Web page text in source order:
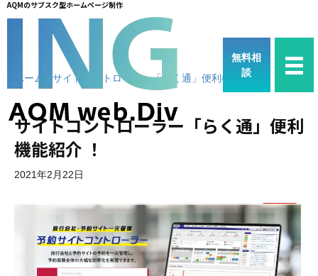
AQMのサブスク型ホームページ制作
無料相
談
ホーム サイトコントローラー「らく通」便利機能紹介 ！
サイトコントローラー「らく通」便利
機能紹介 ！
2021年2月22日